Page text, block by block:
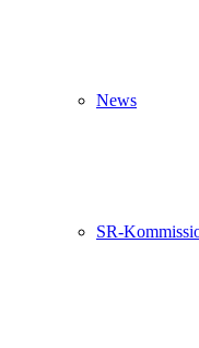
News
SR-